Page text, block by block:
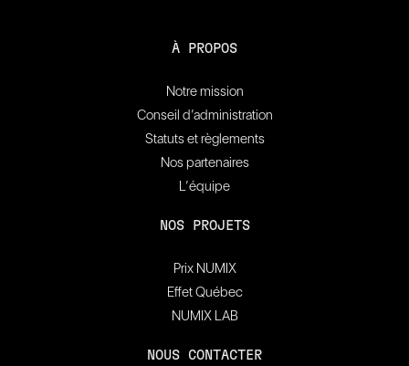
À PROPOS
Notre mission
Conseil d’administration
Statuts et règlements
Nos partenaires
L’équipe
NOS PROJETS
Prix NUMIX
Effet Québec
NUMIX LAB
NOUS CONTACTER